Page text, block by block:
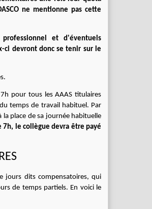
ne mentionne pas cette
et d'éventuels
ci devront donc se tenir sur le
pour tous les AAAS titulaires
temps de travail habituel. Par
place de sa journée habituelle
7h, le collègue devra être payé
jours dits compensatoires, qui
de temps partiels. En voici le